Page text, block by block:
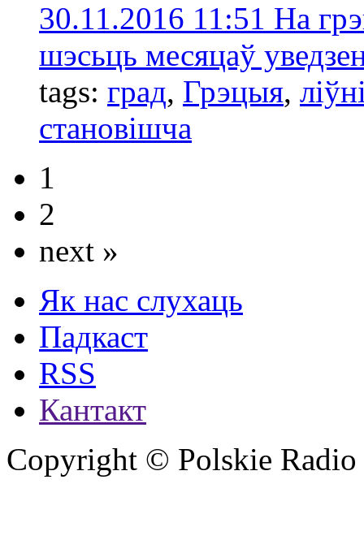
30.11.2016 11:51 На
шэсьць месяцаў
tags: град, Грэцыя,
становішча
1
2
next »
Як нас слухаць
Падкаст
RSS
Кантакт
Copyright © Polskie